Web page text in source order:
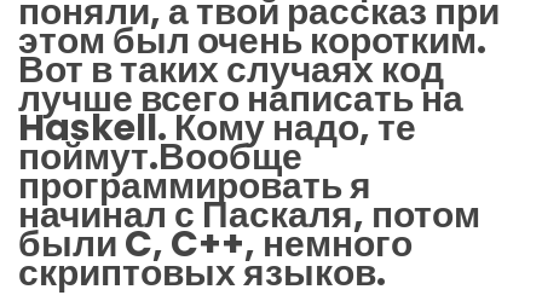
поняли, а твой рассказ при
этом был очень коротким.
Вот в таких случаях код
лучше всего написать на
Haskell. Кому надо, те
поймут.Вообще
программировать я
начинал с Паскаля, потом
были C, C++, немного
скриптовых языков.